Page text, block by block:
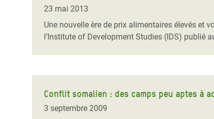
Conflits et Catastrophes
Inégalités Extrêmes et
Services Essentiels
Gender, Rights, and Justice
au
#MonClimatMonAvenir
Mettons Fin à la Souffrance qui se Cache
Derrière notre Alimentation
23 mai 2013
Une nouvelle ère de prix alimentaires élevés et
l’Institute of Development Studies (IDS) publié
Conflit somalien : des camps peu aptes à
3 septembre 2009